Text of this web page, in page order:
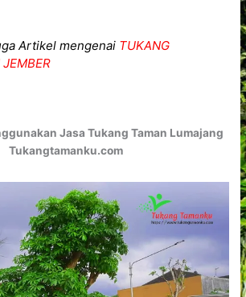
Artikel mengenai TUKANG
Jasa Tukang Taman Lumajang
Tukangtamanku.com